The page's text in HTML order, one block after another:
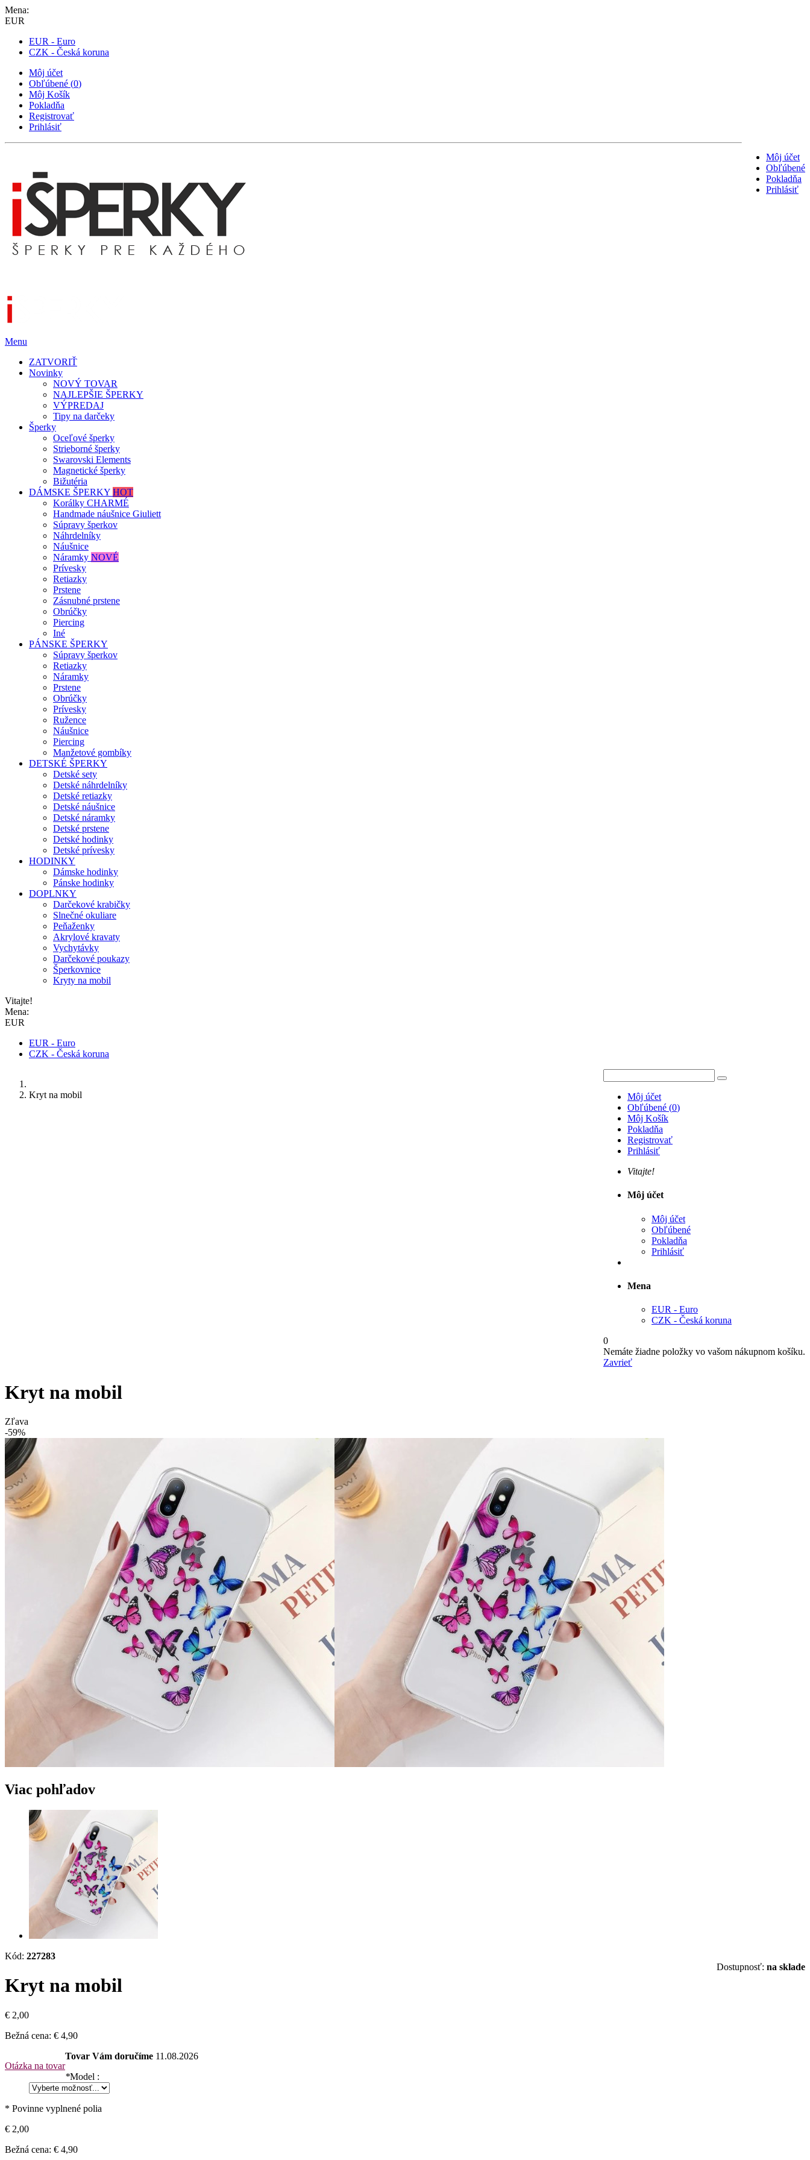
Mena:
EUR
EUR - Euro
CZK - Česká koruna
Môj účet
Obľúbené (0)
Môj Košík
Pokladňa
Registrovať
Prihlásiť
Môj účet
Obľúbené
Pokladňa
Prihlásiť
Menu
ZATVORIŤ
Novinky
NOVÝ TOVAR
NAJLEPŠIE ŠPERKY
VÝPREDAJ
Tipy na darčeky
Šperky
Oceľové šperky
Strieborné šperky
Swarovski Elements
Magnetické šperky
Bižutéria
DÁMSKE ŠPERKY HOT
Korálky CHARMÉ
Handmade náušnice Giuliett
Súpravy šperkov
Náhrdelníky
Náušnice
Náramky NOVÉ
Prívesky
Retiazky
Prstene
Zásnubné prstene
Obrúčky
Piercing
Iné
PÁNSKE ŠPERKY
Súpravy šperkov
Retiazky
Náramky
Prstene
Obrúčky
Prívesky
Ružence
Náušnice
Piercing
Manžetové gombíky
DETSKÉ ŠPERKY
Detské sety
Detské náhrdelníky
Detské retiazky
Detské náušnice
Detské náramky
Detské prstene
Detské hodinky
Detské prívesky
HODINKY
Dámske hodinky
Pánske hodinky
DOPLNKY
Darčekové krabičky
Slnečné okuliare
Peňaženky
Akrylové kravaty
Vychytávky
Darčekové poukazy
Šperkovnice
Kryty na mobil
Vitajte!
Mena:
EUR
EUR - Euro
CZK - Česká koruna
Môj účet
Obľúbené (0)
Môj Košík
Pokladňa
Registrovať
Prihlásiť
Vitajte!
Môj účet
Môj účet
Obľúbené
Pokladňa
Prihlásiť
Mena
EUR - Euro
CZK - Česká koruna
0
Nemáte žiadne položky vo vašom nákupnom košíku.
Zavrieť
Kryt na mobil
Kryt na mobil
Zľava
-59%
Viac pohľadov
Kód: 227283
Dostupnosť: na sklade
Kryt na mobil
€ 2,00
Bežná cena: € 4,90
Otázka na tovar
Tovar Vám doručíme 11.08.2026
*Model :
* Povinne vyplnené polia
€ 2,00
Bežná cena: € 4,90